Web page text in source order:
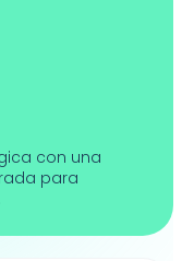
con una
para